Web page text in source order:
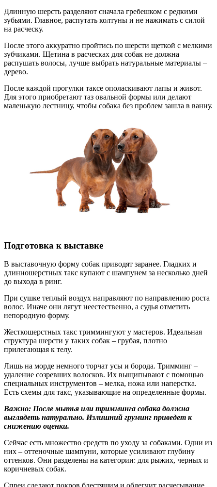
Длинную шерсть разделяют сначала гребешком с редкими
зубьями. Главное, распутать колтуны и не нажимать с силой
на расческу.
После этого аккуратно пройтись по шерсти щеткой с мелкими
зубчиками. Щетина в расческах для собак не должна
распушать волосы, лучше выбрать натуральные материалы –
дерево.
После каждой прогулки таксе ополаскивают лапы и живот.
Для этого приобретают таз овальной формы или делают
маленькую лестницу, чтобы собака без проблем зашла в ванну.
Подготовка к выставке
В выставочную форму собак приводят заранее. Гладких и
длинношерстных такс купают с шампунем за несколько дней
до выхода в ринг.
При сушке теплый воздух направляют по направлению роста
волос. Иначе они лягут неестественно, а судья отметить
непородную форму.
Жесткошерстных такс триммингуют у мастеров. Идеальная
структура шерсти у таких собак – грубая, плотно
прилегающая к телу.
Лишь на морде немного торчат усы и борода. Тримминг –
удаление созревших волосков. Их выщипывают с помощью
специальных инструментов – мелка, ножа или наперстка.
Есть схемы для такс, указывающие на определенные формы.
Важно: После мытья или тримминга собака должна
выглядеть натурально. Излишний груминг приведет к
снижению оценки.
Сейчас есть множество средств по уходу за собаками. Одни из
них – оттеночные шампуни, которые усиливают глубину
оттенков. Они разделены на категории: для рыжих, черных и
коричневых собак.